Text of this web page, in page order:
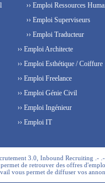
›› Emploi Ressources
›› Emploi Superviseurs
›› Emploi Traducteur
›› Emploi Architecte
›› Emploi Esthétique / Coiffure
›› Emploi Freelance
›› Emploi Génie Civil
›› Emploi Ingénieur
›› Emploi IT
3.0, Inbound Recruiting .-
de retrouver des offres
vous permet de diffuser vos